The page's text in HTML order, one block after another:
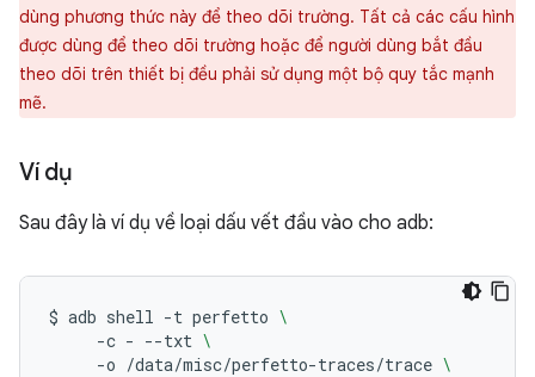
dùng phương thức này để theo dõi trường. Tất cả các cấu hình
được dùng để theo dõi trường hoặc để người dùng bắt đầu
theo dõi trên thiết bị đều phải sử dụng một bộ quy tắc mạnh
mẽ.
Ví dụ
Sau đây là ví dụ về loại dấu vết đầu vào cho adb:
$ adb shell -t perfetto \
-c - --txt \
-o /data/misc/perfetto-traces/trace \